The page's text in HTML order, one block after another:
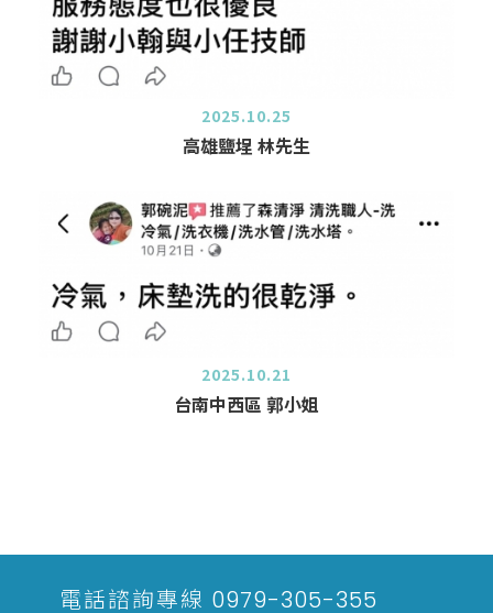
2025.10.25
高雄鹽埕 林先生
2025.10.21
台南中西區 郭小姐
電話諮詢專線 0979-305-355